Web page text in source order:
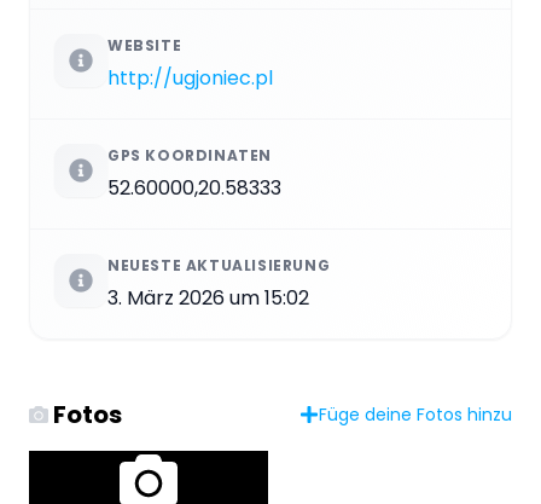
WEBSITE
http://ugjoniec.pl
GPS KOORDINATEN
52.60000,20.58333
NEUESTE AKTUALISIERUNG
3. März 2026 um 15:02
Fotos Füge deine Fotos hinzu